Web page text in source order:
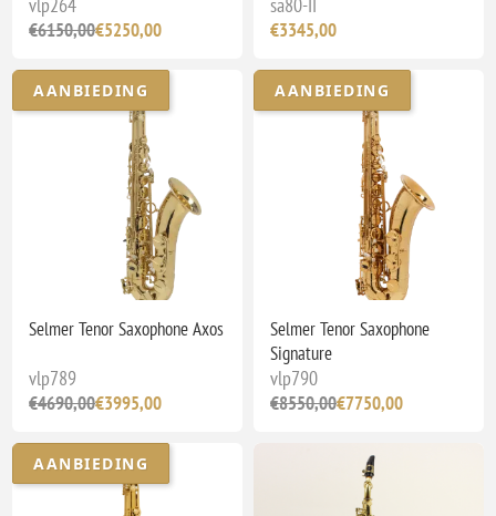
€6150,00€5250,00 €3345,00
AANBIEDING
Selmer Tenor Saxophone Axos
vlp789
€4690,00€3995,00
AANBIEDING
Selmer Tenor Saxophone
Signature
vlp790
€8550,00€7750,00
AANBIEDING